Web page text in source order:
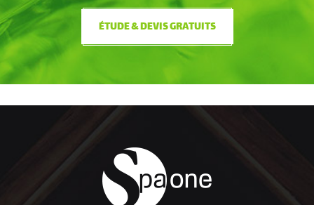
ÉTUDE & DEVIS GRATUITS